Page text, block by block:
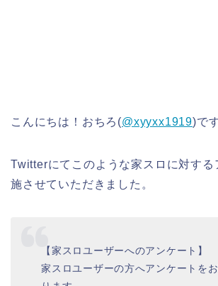
こんにちは！おちろ(@xyyxx1919)で
Twitterにてこのような家スロに対する
施させていただきました。
【家スロユーザーへのアンケート】
家スロユーザーの方へアンケートを